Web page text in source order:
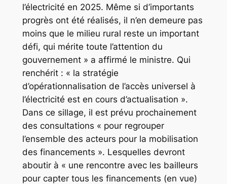
l’électricité en 2025. Même si d’importants
progrès ont été réalisés, il n’en demeure pas
moins que le milieu rural reste un important
défi, qui mérite toute l’attention du
gouvernement » a affirmé le ministre. Qui
renchérit : « la stratégie
d’opérationnalisation de l’accès universel à
l’électricité est en cours d’actualisation ».
Dans ce sillage, il est prévu prochainement
des consultations « pour regrouper
l’ensemble des acteurs pour la mobilisation
des financements ». Lesquelles devront
aboutir à « une rencontre avec les bailleurs
pour capter tous les financements (en vue)